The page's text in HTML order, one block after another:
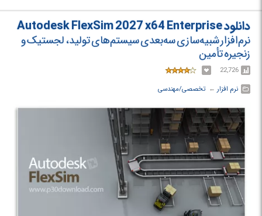
فرزکاری 3 بعدی، ماشین‌كاری سرعت بالا (HSM)، فرزكاری‌های 4 و 5 محوره،
شبیه‌سازی فرزكاری 5 محوره، تراش‌كاری، تراش فرزهای تا 5 محور و وایركات را
پشتیبانی می‌نماید.
دانلود Autodesk FlexSim 2027 x64 Enterprise
نرم‌افزار شبیه‌سازی سه‌بعدی سیستم‌های تولید، لجستیک و
زنجیره تأمین
22,726
نرم افزار ← ‏تخصصی/مهندسی